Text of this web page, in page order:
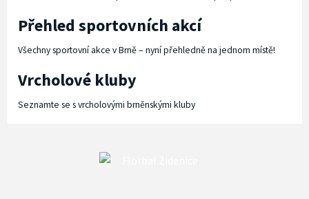
Přehled sportovních akcí
Všechny sportovní akce v Brně – nyní přehledně na jednom místě!
Vrcholové kluby
Seznamte se s vrcholovými brněnskými kluby